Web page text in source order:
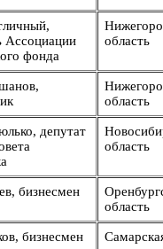
Ассоциации
фонда
область
область
депутат
область
бизнесмен
область
бизнесмен